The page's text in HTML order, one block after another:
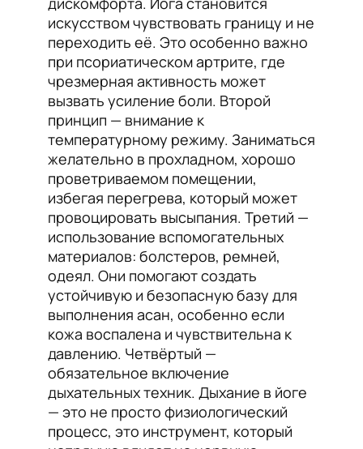
искусством чувствовать границу и не
переходить её. Это особенно важно
при псориатическом артрите, где
чрезмерная активность может
вызвать усиление боли. Второй
принцип — внимание к
температурному режиму. Заниматься
желательно в прохладном, хорошо
проветриваемом помещении,
избегая перегрева, который может
провоцировать высыпания. Третий —
использование вспомогательных
материалов: болстеров, ремней,
одеял. Они помогают создать
устойчивую и безопасную базу для
выполнения асан, особенно если
кожа воспалена и чувствительна к
давлению. Четвёртый —
обязательное включение
дыхательных техник. Дыхание в йоге
— это не просто физиологический
процесс, это инструмент, который